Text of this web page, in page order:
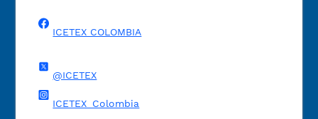
ICETEX COLOMBIA
@ICETEX
ICETEX_Colombia